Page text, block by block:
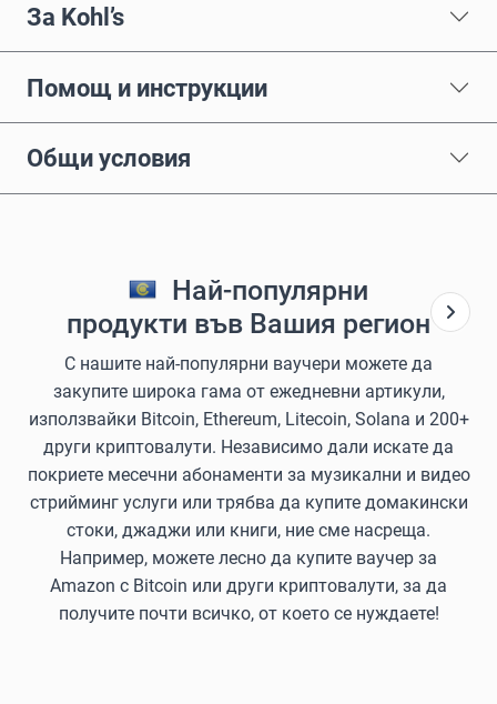
За Kohl’s
Помощ и инструкции
Общи условия
Най-популярни
продукти във Вашия регион
С нашите най-популярни ваучери можете да
закупите широка гама от ежедневни артикули,
използвайки Bitcoin, Ethereum, Litecoin, Solana и 200+
други криптовалути. Независимо дали искате да
покриете месечни абонаменти за музикални и видео
стрийминг услуги или трябва да купите домакински
стоки, джаджи или книги, ние сме насреща.
Например, можете лесно да купите ваучер за
Amazon с Bitcoin или други криптовалути, за да
получите почти всичко, от което се нуждаете!